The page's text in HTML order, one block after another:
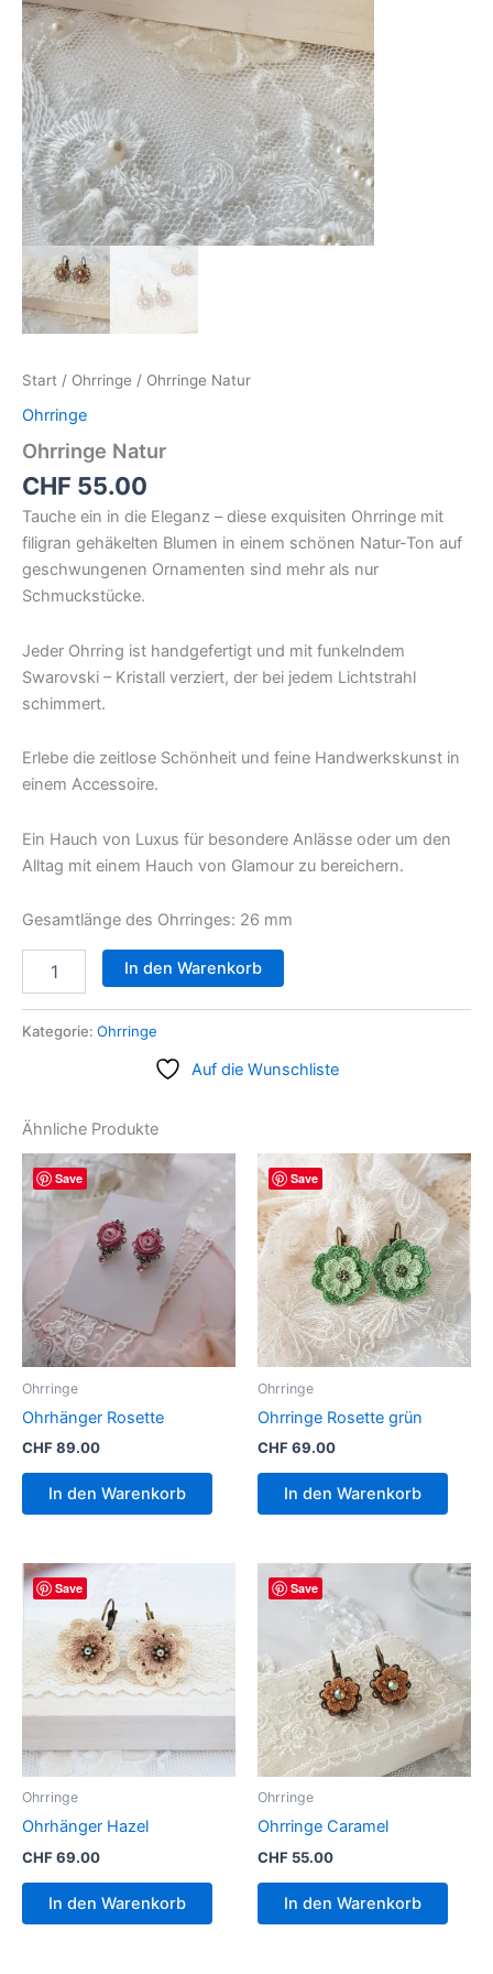
Start / Ohrringe / Ohrringe Natur
Ohrringe
Ohrringe Natur
CHF 55.00
Tauche ein in die Eleganz – diese exquisiten Ohrringe mit
filigran gehäkelten Blumen in einem schönen Natur-Ton auf
geschwungenen Ornamenten sind mehr als nur
Schmuckstücke.
Jeder Ohrring ist handgefertigt und mit funkelndem
Swarovski – Kristall verziert, der bei jedem Lichtstrahl
schimmert.
Erlebe die zeitlose Schönheit und feine Handwerkskunst in
einem Accessoire.
Ein Hauch von Luxus für besondere Anlässe oder um den
Alltag mit einem Hauch von Glamour zu bereichern.
Gesamtlänge des Ohrringes: 26 mm
In den Warenkorb
Kategorie: Ohrringe
Auf die Wunschliste
Ähnliche Produkte
Save
Ohrringe
Ohrhänger Rosette
CHF89.00
In den Warenkorb
Save
Ohrringe
Ohrringe Rosette grün
CHF69.00
In den Warenkorb
Save
Ohrringe
Ohrhänger Hazel
CHF69.00
In den Warenkorb
Save
Ohrringe
Ohrringe Caramel
CHF 55.00
In den Warenkorb